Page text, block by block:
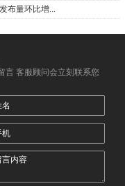
布量环比增...
言 客服顾问会立刻联系您